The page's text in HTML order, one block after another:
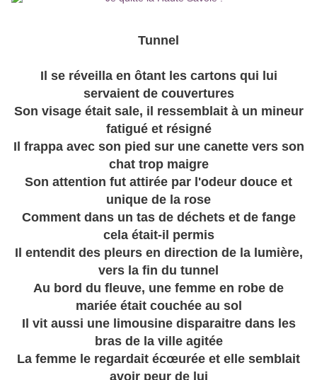
Tunnel
Il se réveilla en ôtant les cartons qui lui
servaient de couvertures
Son visage était sale, il ressemblait à un mineur
fatigué et résigné
Il frappa avec son pied sur une canette vers son
chat trop maigre
Son attention fut attirée par l'odeur douce et
unique de la rose
Comment dans un tas de déchets et de fange
cela était-il permis
Il entendit des pleurs en direction de la lumière,
vers la fin du tunnel
Au bord du fleuve, une femme en robe de
mariée était couchée au sol
Il vit aussi une limousine disparaitre dans les
bras de la ville agitée
La femme le regardait écœurée et elle semblait
avoir peur de lui